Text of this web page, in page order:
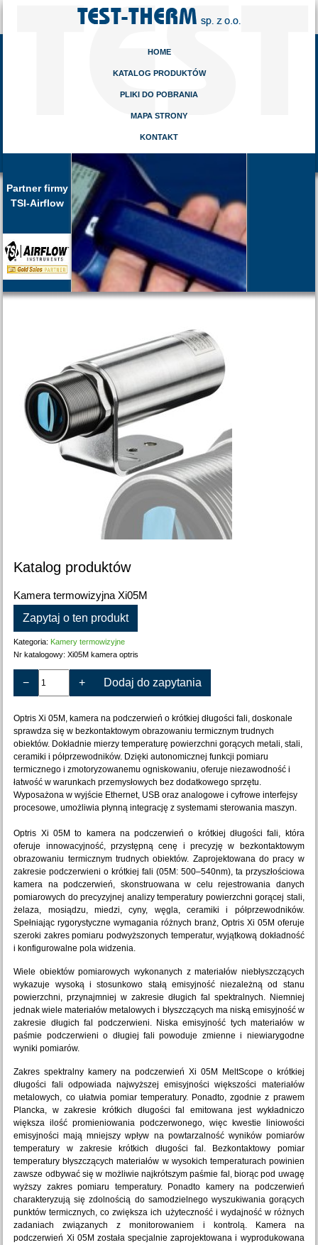
HOME
KATALOG PRODUKTÓW
PLIKI DO POBRANIA
MAPA STRONY
KONTAKT
Partner firmy
TSI-Airflow
Katalog produktów
Kamera termowizyjna Xi05M
Zapytaj o ten produkt
Kategoria: Kamery termowizyjne
Nr katalogowy:Xi05M kamera optris
− + Dodaj do zapytania
Optris Xi 05M, kamera na podczerwień o krótkiej długości fali, doskonale
sprawdza się w bezkontaktowym obrazowaniu termicznym trudnych
obiektów. Dokładnie mierzy temperaturę powierzchni gorących metali, stali,
ceramiki i półprzewodników. Dzięki autonomicznej funkcji pomiaru
termicznego i zmotoryzowanemu ogniskowaniu, oferuje niezawodność i
łatwość w warunkach przemysłowych bez dodatkowego sprzętu.
Wyposażona w wyjście Ethernet, USB oraz analogowe i cyfrowe interfejsy
procesowe, umożliwia płynną integrację z systemami sterowania maszyn.
Optris Xi 05M to kamera na podczerwień o krótkiej długości fali, która
oferuje innowacyjność, przystępną cenę i precyzję w bezkontaktowym
obrazowaniu termicznym trudnych obiektów. Zaprojektowana do pracy w
zakresie podczerwieni o krótkiej fali (05M: 500–540nm), ta przyszłościowa
kamera na podczerwień, skonstruowana w celu rejestrowania danych
pomiarowych do precyzyjnej analizy temperatury powierzchni gorącej stali,
żelaza, mosiądzu, miedzi, cyny, węgla, ceramiki i półprzewodników.
Spełniając rygorystyczne wymagania różnych branż, Optris Xi 05M oferuje
szeroki zakres pomiaru podwyższonych temperatur, wyjątkową dokładność
i konfigurowalne pola widzenia.
Wiele obiektów pomiarowych wykonanych z materiałów niebłyszczących
wykazuje wysoką i stosunkowo stałą emisyjność niezależną od stanu
powierzchni, przynajmniej w zakresie długich fal spektralnych. Niemniej
jednak wiele materiałów metalowych i błyszczących ma niską emisyjność w
zakresie długich fal podczerwieni. Niska emisyjność tych materiałów w
paśmie podczerwieni o długiej fali powoduje zmienne i niewiarygodne
wyniki pomiarów.
Zakres spektralny kamery na podczerwień Xi 05M MeltScope o krótkiej
długości fali odpowiada najwyższej emisyjności większości materiałów
metalowych, co ułatwia pomiar temperatury. Ponadto, zgodnie z prawem
Plancka, w zakresie krótkich długości fal emitowana jest wykładniczo
większa ilość promieniowania podczerwonego, więc kwestie liniowości
emisyjności mają mniejszy wpływ na powtarzalność wyników pomiarów
temperatury w zakresie krótkich długości fal. Bezkontaktowy pomiar
temperatury błyszczących materiałów w wysokich temperaturach powinien
zawsze odbywać się w możliwie najkrótszym paśmie fal, biorąc pod uwagę
wyższy zakres pomiaru temperatury. Ponadto kamery na podczerwień
charakteryzują się zdolnością do samodzielnego wyszukiwania gorących
punktów termicznych, co zwiększa ich użyteczność i wydajność w różnych
zadaniach związanych z monitorowaniem i kontrolą. Kamera na
podczerwień Xi 05M została specjalnie zaprojektowana i wyprodukowana